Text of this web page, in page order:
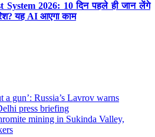
2026: 10 दिन पहले ही जान लेंगे
यह AI आएगा काम
a gun’: Russia’s Lavrov warns
press briefing
mining in Sukinda Valley,